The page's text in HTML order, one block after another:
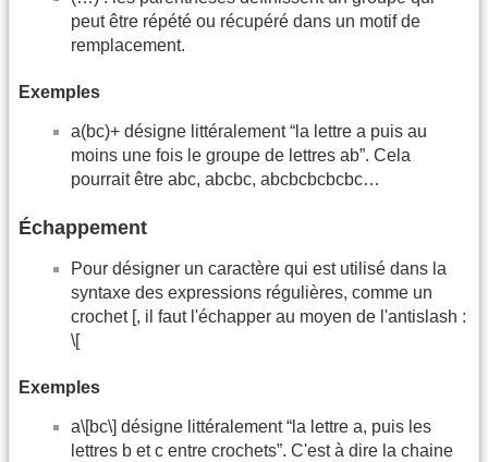
peut être répété ou récupéré dans un motif de
remplacement.
Exemples
a(bc)+ désigne littéralement “la lettre a puis au
moins une fois le groupe de lettres ab”. Cela
pourrait être abc, abcbc, abcbcbcbcbc…
Échappement
Pour désigner un caractère qui est utilisé dans la
syntaxe des expressions régulières, comme un
crochet [, il faut l'échapper au moyen de l'antislash :
\[
Exemples
a\[bc\] désigne littéralement “la lettre a, puis les
lettres b et c entre crochets”. C'est à dire la chaine